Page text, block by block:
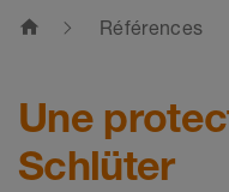
home Références
Une
Schlüter